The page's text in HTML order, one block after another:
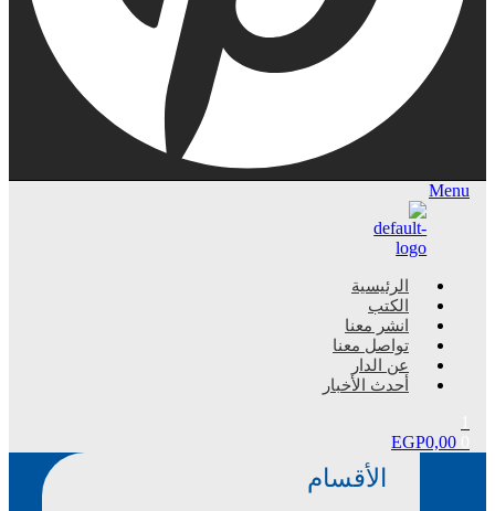
Menu
الرئيسية
الكتب
انشر معنا
تواصل معنا
عن الدار
أحدث الأخبار
EGP0,00
الأقسام